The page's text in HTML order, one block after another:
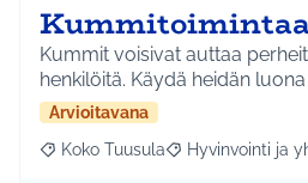
Kummit voisivat auttaa
henkilöitä. Käydä heidän
Arvioitavana
Rajaa tulokset aihepiirin mukaan:
Koko Tuusula Rajaa tulokset
Hyvinvointi ja